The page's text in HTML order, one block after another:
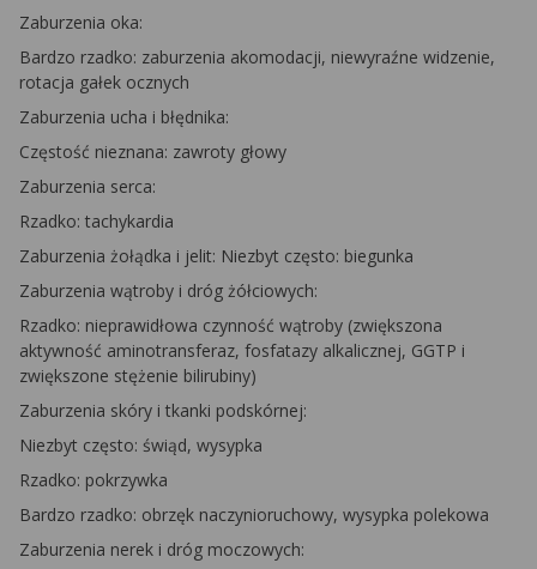
Zaburzenia oka:
Bardzo rzadko: zaburzenia akomodacji, niewyraźne widzenie,
rotacja gałek ocznych
Zaburzenia ucha i błędnika:
Częstość nieznana: zawroty głowy
Zaburzenia serca:
Rzadko: tachykardia
Zaburzenia żołądka i jelit: Niezbyt często: biegunka
Zaburzenia wątroby i dróg żółciowych:
Rzadko: nieprawidłowa czynność wątroby (zwiększona
aktywność aminotransferaz, fosfatazy alkalicznej, GGTP i
zwiększone stężenie bilirubiny)
Zaburzenia skóry i tkanki podskórnej:
Niezbyt często: świąd, wysypka
Rzadko: pokrzywka
Bardzo rzadko: obrzęk naczynioruchowy, wysypka polekowa
Zaburzenia nerek i dróg moczowych: